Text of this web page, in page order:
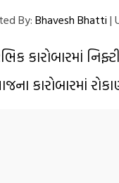
By: Bhavesh Bhatti |
કારોબારમાં
કારોબારમાં